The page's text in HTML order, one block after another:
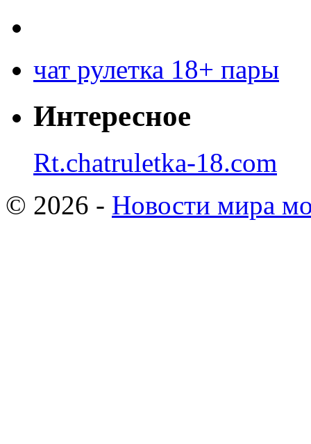
чат рулетка 18+ пары
Интересное
Rt.chatruletka-18.com
© 2026 - Новости мира